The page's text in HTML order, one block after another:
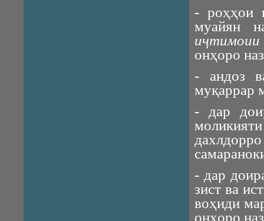
- роҳҳои
муайян
иҷ
онҳоро
- андоз
муқаррар
- дар
- дар
зист ва
воҳиди
онҳоро